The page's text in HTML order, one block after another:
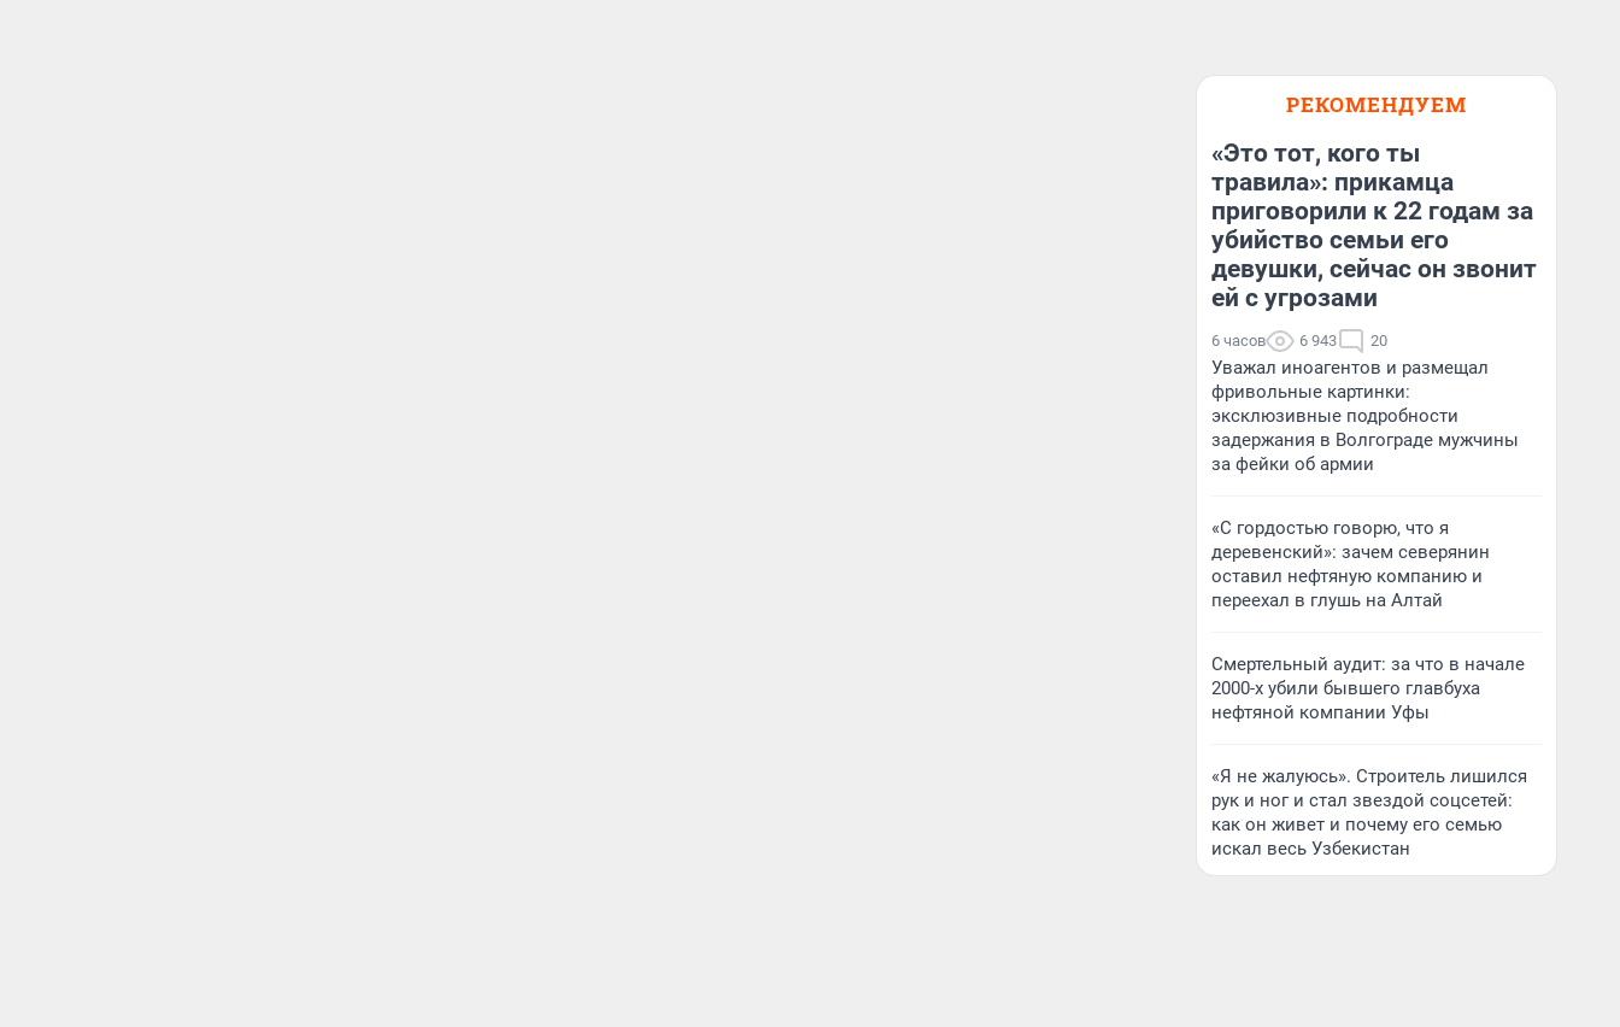
РЕКОМЕНДУЕМ
«Это тот, кого ты
травила»: прикамца
приговорили к 22 годам за
убийство семьи его
девушки, сейчас он звонит
ей с угрозами
6 часов 6 943 20
Уважал иноагентов и размещал
фривольные картинки:
эксклюзивные подробности
задержания в Волгограде мужчины
за фейки об армии
«С гордостью говорю, что я
деревенский»: зачем северянин
оставил нефтяную компанию и
переехал в глушь на Алтай
Смертельный аудит: за что в начале
2000-х убили бывшего главбуха
нефтяной компании Уфы
«Я не жалуюсь». Строитель лишился
рук и ног и стал звездой соцсетей:
как он живет и почему его семью
искал весь Узбекистан